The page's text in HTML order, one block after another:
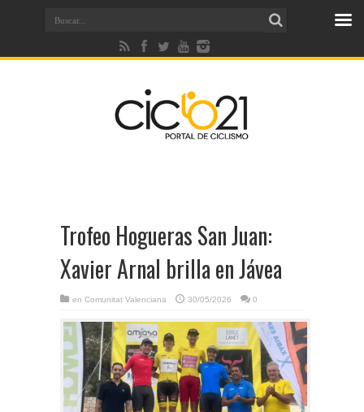
Trofeo Hogueras San Juan:
Xavier Arnal brilla en Jávea
en Comunitat Valenciana 30/05/2026 0